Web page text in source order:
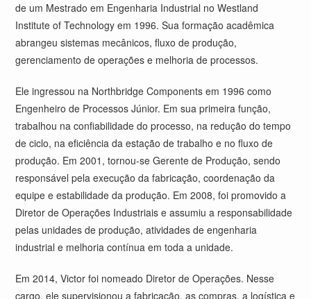
de um Mestrado em Engenharia Industrial no Westland
Institute of Technology em 1996. Sua formação acadêmica
abrangeu sistemas mecânicos, fluxo de produção,
gerenciamento de operações e melhoria de processos.
Ele ingressou na Northbridge Components em 1996 como
Engenheiro de Processos Júnior. Em sua primeira função,
trabalhou na confiabilidade do processo, na redução do tempo
de ciclo, na eficiência da estação de trabalho e no fluxo de
produção. Em 2001, tornou-se Gerente de Produção, sendo
responsável pela execução da fabricação, coordenação da
equipe e estabilidade da produção. Em 2008, foi promovido a
Diretor de Operações Industriais e assumiu a responsabilidade
pelas unidades de produção, atividades de engenharia
industrial e melhoria contínua em toda a unidade.
Em 2014, Victor foi nomeado Diretor de Operações. Nesse
cargo, ele supervisionou a fabricação, as compras, a logística e